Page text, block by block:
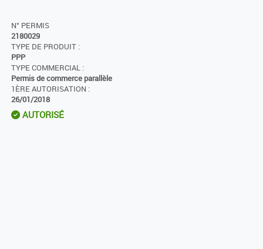
N° PERMIS
2180029
TYPE DE PRODUIT :
PPP
TYPE COMMERCIAL :
Permis de commerce parallèle
1ÈRE AUTORISATION :
26/01/2018
AUTORISÉ